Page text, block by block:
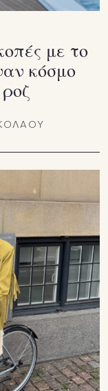
με το
κόσμο